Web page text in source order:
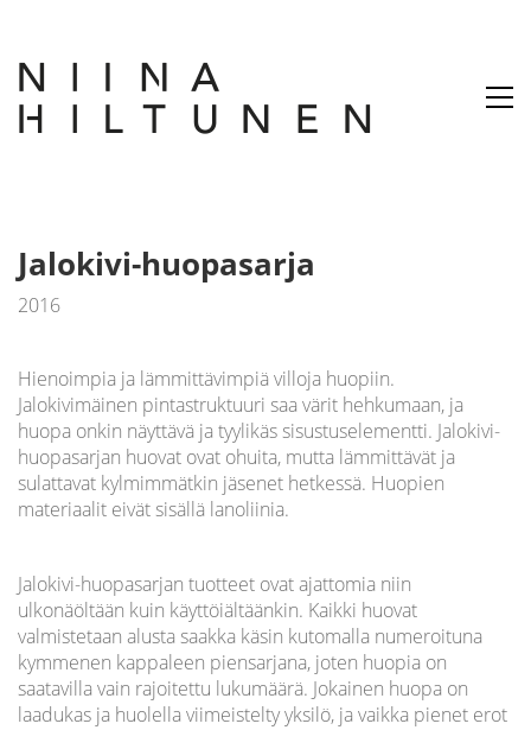
Jalokivi-huopasarja
2016
Hienoimpia ja lämmittävimpiä villoja huopiin.
Jalokivimäinen pintastruktuuri saa värit hehkumaan, ja
huopa onkin näyttävä ja tyylikäs sisustuselementti. Jalokivi-
huopasarjan huovat ovat ohuita, mutta lämmittävät ja
sulattavat kylmimmätkin jäsenet hetkessä. Huopien
materiaalit eivät sisällä lanoliinia.
Jalokivi-huopasarjan tuotteet ovat ajattomia niin
ulkonäöltään kuin käyttöiältäänkin. Kaikki huovat
valmistetaan alusta saakka käsin kutomalla numeroituna
kymmenen kappaleen piensarjana, joten huopia on
saatavilla vain rajoitettu lukumäärä. Jokainen huopa on
laadukas ja huolella viimeistelty yksilö, ja vaikka pienet erot